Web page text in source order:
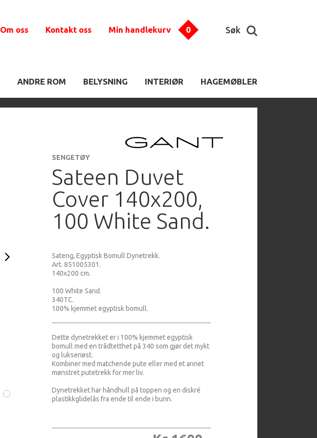
Om oss Kontakt oss Min handlekurv 0 Søk
ANDRE ROM BELYSNING INTERIØR HAGEMØBLER
SENGETØY
Sateen Duvet
Cover 140x200,
100 White Sand.
Sateng, Egyptisk Bomull Dynetrekk.
Art. 851005301.
140x200 cm.
100 White Sand.
340TC.
100% kjemmet egyptisk bomull.
Dette dynetrekket er i 100% kjemmet egyptisk
bomull med en trådtetthet på 340 som gjør det mykt
og lukseriøst.
Kombiner med matchende pute eller med et annet
mønstret putetrekk for mer liv.
Dynetrekket har håndhull på toppen og en diskré
plastikkglidelås fra ende til ende i bunn.